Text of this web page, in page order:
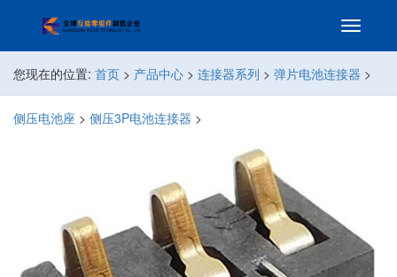
您现在的位置: 首页 > 产品中心 > 连接器系列 > 弹片电池连接器 >
侧压电池座 > 侧压3P电池连接器 >